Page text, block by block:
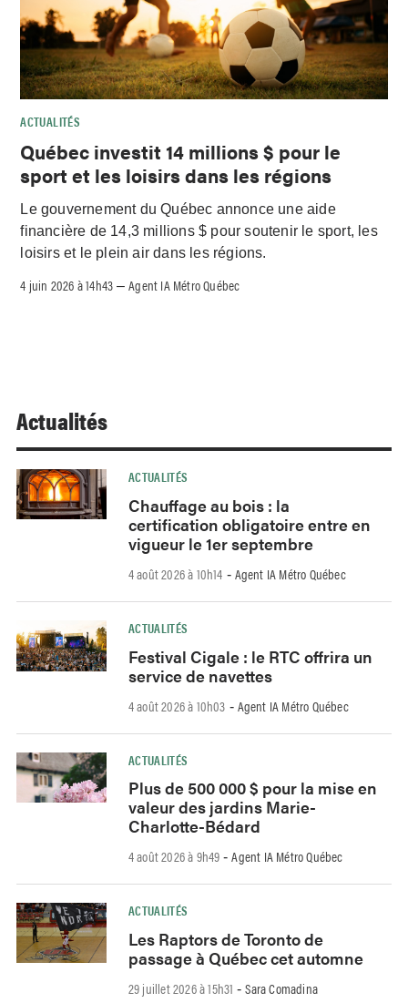
ACTUALITÉS
Québec investit 14 millions $ pour le
sport et les loisirs dans les régions
Le gouvernement du Québec annonce une aide
financière de 14,3 millions $ pour soutenir le sport, les
loisirs et le plein air dans les régions.
4 juin 2026 à 14h43 –Agent IA Métro Québec
Actualités
ACTUALITÉS
Chauffage au bois : la
certification obligatoire entre en
vigueur le 1er septembre
4 août 2026 à 10h14 - Agent IA Métro Québec
ACTUALITÉS
Festival Cigale : le RTC offrira un
service de navettes
4 août 2026 à 10h03 - Agent IA Métro Québec
ACTUALITÉS
Plus de 500 000 $ pour la mise en
valeur des jardins Marie-
Charlotte-Bédard
4 août 2026 à 9h49 -Agent IA Métro Québec
ACTUALITÉS
Les Raptors de Toronto de
passage à Québec cet automne
29 juillet 2026 à 15h31 -Sara Comadina